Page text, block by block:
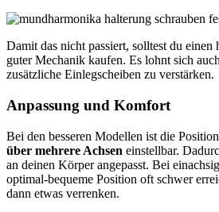
Damit das nicht passiert, solltest du
guter Mechanik kaufen. Es lohnt sich
zusätzliche Einlegscheiben zu verstärken.
Anpassung und Komfort
Bei den besseren Modellen ist die
über mehrere Achsen einstellbar.
an deinen Körper angepasst. Bei
optimal-bequeme Position oft schwer
dann etwas verrenken.